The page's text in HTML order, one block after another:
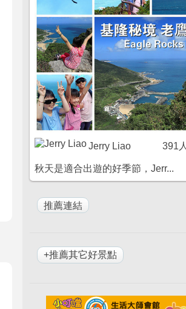
Jerry Liao 391
秋天是適合出遊的好季節，Jerr...
+推薦其它好景點